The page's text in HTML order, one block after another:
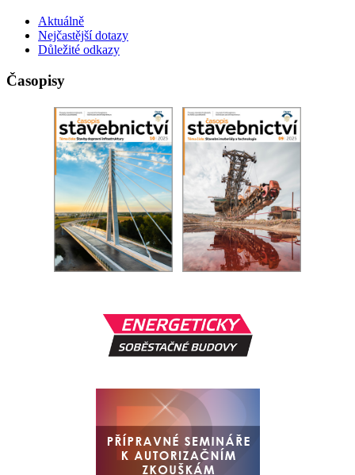
Aktuálně
Nejčastější dotazy
Důležité odkazy
Časopisy